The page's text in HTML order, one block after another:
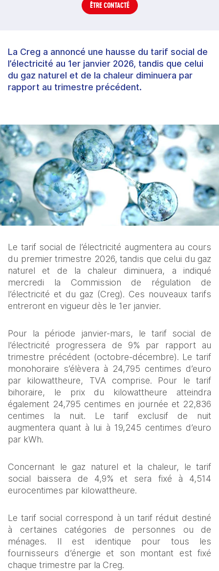
ÊTRE CONTACTÉ
La Creg a annoncé une hausse du tarif social de
l’électricité au 1er janvier 2026, tandis que celui
du gaz naturel et de la chaleur diminuera par
rapport au trimestre précédent.
Le tarif social de l’électricité augmentera au cours
du premier trimestre 2026, tandis que celui du gaz
naturel et de la chaleur diminuera, a indiqué
mercredi la Commission de régulation de
l’électricité et du gaz (Creg). Ces nouveaux tarifs
entreront en vigueur dès le 1er janvier.
Pour la période janvier-mars, le tarif social de
l’électricité progressera de 9% par rapport au
trimestre précédent (octobre-décembre). Le tarif
monohoraire s’élèvera à 24,795 centimes d’euro
par kilowattheure, TVA comprise. Pour le tarif
bihoraire, le prix du kilowattheure atteindra
également 24,795 centimes en journée et 22,836
centimes la nuit. Le tarif exclusif de nuit
augmentera quant à lui à 19,245 centimes d’euro
par kWh.
Concernant le gaz naturel et la chaleur, le tarif
social baissera de 4,9% et sera fixé à 4,514
eurocentimes par kilowattheure.
Le tarif social correspond à un tarif réduit destiné
à certaines catégories de personnes ou de
ménages. Il est identique pour tous les
fournisseurs d’énergie et son montant est fixé
chaque trimestre par la Creg.